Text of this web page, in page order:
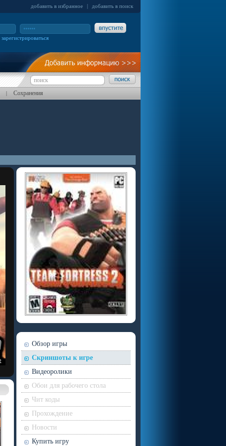
добавить в избранное | добавить в поиск
зарегистрироваться
| Сохранения
Обзор игры
Скриншоты к игре
Видеоролики
Обои для рабочего стола
Чит коды
Прохождение
Новости
Купить игру